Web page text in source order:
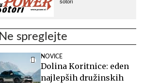
Ne spreglejte
NOVICE
Dolina Koritnice: eden
najlepših družinskih